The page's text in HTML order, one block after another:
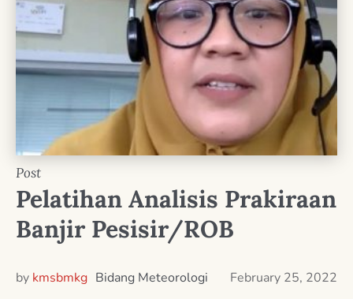
Post
Pelatihan Analisis Prakiraan
Banjir Pesisir/ROB
February 25, 2022
by kmsbmkg Bidang Meteorologi